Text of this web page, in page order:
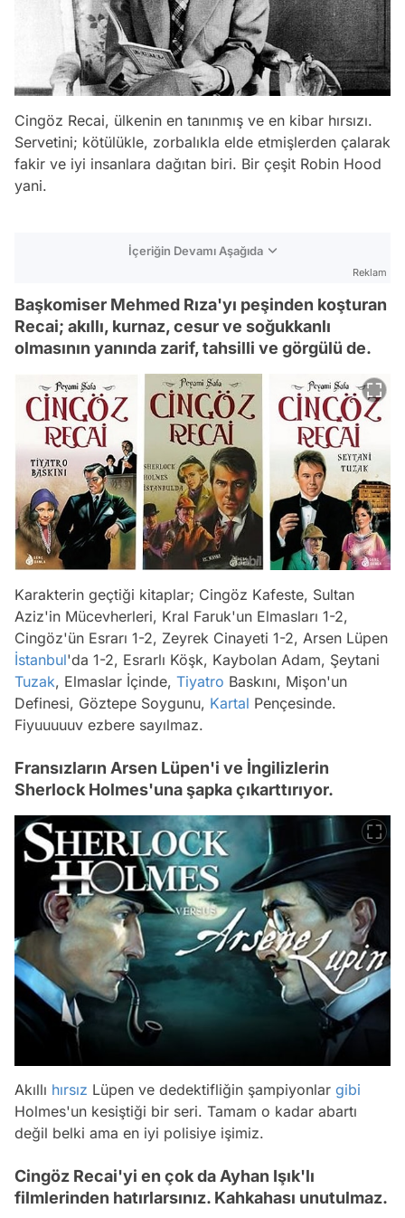
Cingöz Recai, ülkenin en tanınmış ve en kibar hırsızı.
Servetini; kötülükle, zorbalıkla elde etmişlerden çalarak
fakir ve iyi insanlara dağıtan biri. Bir çeşit Robin Hood
yani.
İçeriğin Devamı Aşağıda
Reklam
Başkomiser Mehmed Rıza'yı peşinden koşturan
Recai; akıllı, kurnaz, cesur ve soğukkanlı
olmasının yanında zarif, tahsilli ve görgülü de.
Karakterin geçtiği kitaplar; Cingöz Kafeste, Sultan
Aziz'in Mücevherleri, Kral Faruk'un Elmasları 1-2,
Cingöz'ün Esrarı 1-2, Zeyrek Cinayeti 1-2, Arsen Lüpen
İstanbul'da 1-2, Esrarlı Köşk, Kaybolan Adam, Şeytani
Tuzak, Elmaslar İçinde, Tiyatro Baskını, Mişon'un
Definesi, Göztepe Soygunu, Kartal Pençesinde.
Fiyuuuuuv ezbere sayılmaz.
Fransızların Arsen Lüpen'i ve İngilizlerin
Sherlock Holmes'una şapka çıkarttırıyor.
Akıllı hırsız Lüpen ve dedektifliğin şampiyonlar gibi
Holmes'un kesiştiği bir seri. Tamam o kadar abartı
değil belki ama en iyi polisiye işimiz.
Cingöz Recai'yi en çok da Ayhan Işık'lı
filmlerinden hatırlarsınız. Kahkahası unutulmaz.